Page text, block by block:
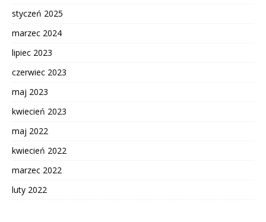
styczeń 2025
marzec 2024
lipiec 2023
czerwiec 2023
maj 2023
kwiecień 2023
maj 2022
kwiecień 2022
marzec 2022
luty 2022